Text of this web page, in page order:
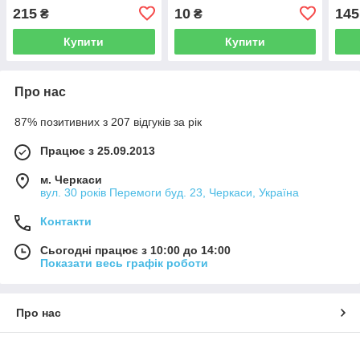
215 ₴
Купити
10₴
Купити
145
Про нас
87% позитивних з 207 відгуків за рік
Працює з 25.09.2013
м. Черкаси
вул. 30 років Перемоги буд. 23, Черкаси, Україна
Контакти
Сьогодні працює з 10:00 до 14:00
Показати весь графік роботи
Про нас